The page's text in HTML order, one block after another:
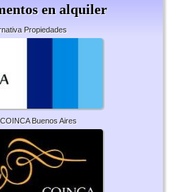
en alquiler
Propiedades
Buenos Aires